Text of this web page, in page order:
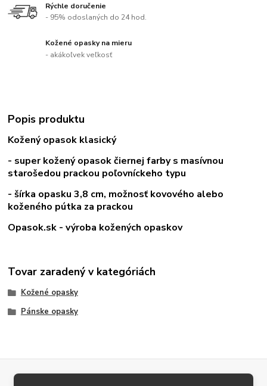
Rýchle doručenie
- 95% odoslaných do 24 hod.
Kožené opasky na mieru
- akákoľvek veľkosť
Popis produktu
Kožený opasok klasický
- super kožený opasok čiernej farby s masívnou
starošedou prackou poľovníckeho typu
- šírka opasku 3,8 cm, možnosť kovového alebo
koženého pútka za prackou
Opasok.sk - výroba kožených opaskov
Tovar zaradený v kategóriách
Kožené opasky
Pánske opasky